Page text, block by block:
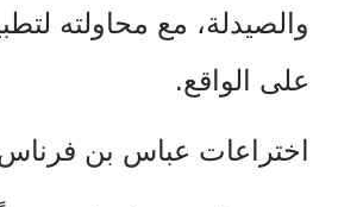
والصيدلة، مع محاولته
على الواقع.
اختراعات عباس بن